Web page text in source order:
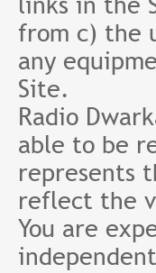
from c) the
any
Site.
Radio
able to be
represents
reflect the
You are